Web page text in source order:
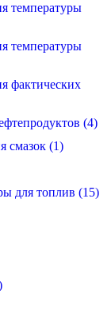
температуры
температуры
фактических
(4)
смазок (1)
для топлив (15)